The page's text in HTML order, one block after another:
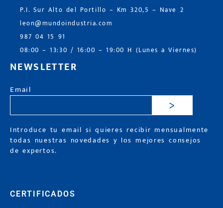
P.I. Sur Alto del Portillo – Km 320,5 – Nave 2
leon@mundoindustria.com
987 04 15 91
08:00 – 13:30 / 16:00 – 19:00 H (Lunes a Viernes)
NEWSLETTER
Email
>
Introduce tu email si quieres recibir mensualmente
todas nuestras novedades y los mejores consejos
de expertos.
CERTIFICADOS